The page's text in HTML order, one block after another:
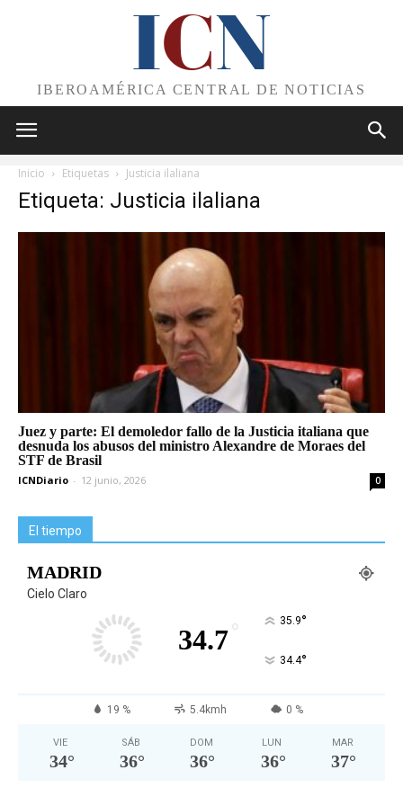
ICN
IBEROAMÉRICA CENTRAL DE NOTICIAS
Inicio Etiquetas Justicia ilaliana
Etiqueta: Justicia ilaliana
Juez y parte: El demoledor fallo de la Justicia italiana que
desnuda los abusos del ministro Alexandre de Moraes del
STF de Brasil
ICNDiario - 12 junio, 2026 0
El tiempo
MADRID
Cielo Claro
34.7° 35.9°
34.4°
19 % 5.4kmh 0 %
VIE
34°
SÁB
36°
DOM
36°
LUN
36°
MAR
37°